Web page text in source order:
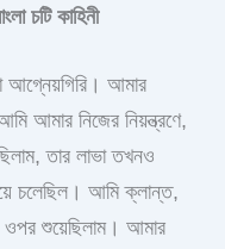
চটি কাহিনী
আগ্নেয়গিরি। আমার
আমার নিজের নিয়ন্ত্রণে,
তার লাভা তখনও
চলেছিল। আমি ক্লান্ত,
ওপর শুয়েছিলাম। আমার